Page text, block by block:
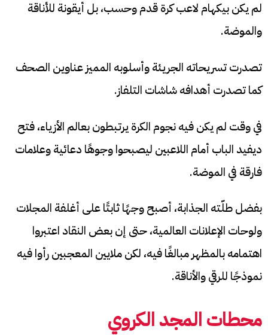
لم يكن بيكهام لاعب كرة قدم وحسب، بل أيقونة للأناقة
والموضة.
تصدرت تسريحاته الجريئة وأسلوبه المميز عناوين الصحف
كما تصدرت أهدافه شاشات التلفاز.
في وقت لم يكن فيه نجوم الكرة يرتبطون بعالم الأزياء، فتح
ديفيد الباب أمام اللاعبين ليصبحوا وجوهًا دعائية وعلامات
فارقة في الموضة.
بفضل طلّته الجذابة، أصبح وجهًا ثابتًا على أغلفة المجلات
ولوحات الإعلانات العالمية، حتى إن بعض النقاد اعتبروا
اهتمامه بالمظهر مبالغًا فيه، لكن ملايين المعجبين رأوا فيه
نموذجًا للرقي والأناقة.
محطات المجد الكروي